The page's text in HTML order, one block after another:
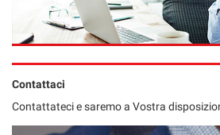
Contattaci
Contattateci e saremo a Vostra